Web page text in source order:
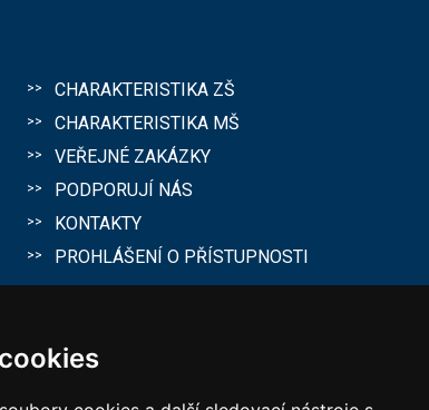
CHARAKTERISTIKA ZŠ
CHARAKTERISTIKA MŠ
VEŘEJNÉ ZAKÁZKY
PODPORUJÍ NÁS
KONTAKTY
PROHLÁŠENÍ O PŘÍSTUPNOSTI